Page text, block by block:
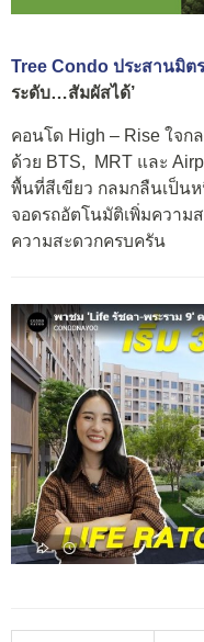
Tree Condo ประสานมิตร
ระดับ…สัมผัสได้’
คอนโด High – Rise ใจก
ด้วย BTS, MRT และ
พื้นที่สีเขียว กลมกลืนเป็น
จอดรถอัตโนมัติเพิ่มความ
ความสะดวกครบครัน